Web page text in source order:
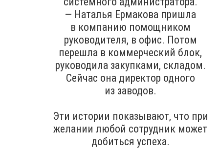
— Наталья Ермакова пришла
в компанию помощником
руководителя, в офис. Потом
перешла в коммерческий блок,
руководила закупками, складом.
Сейчас она директор одного
из заводов.
Эти истории показывают, что при
желании любой сотрудник может
добиться успеха.